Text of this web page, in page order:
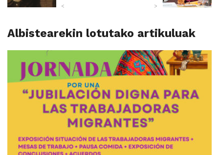
< >
Albistearekin lotutako artikuluak